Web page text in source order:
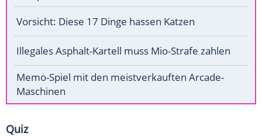
Vorsicht: Diese 17 Dinge hassen Katzen
Illegales Asphalt-Kartell muss Mio-Strafe zahlen
Memo-Spiel mit den meistverkauften Arcade-
Maschinen
Quiz